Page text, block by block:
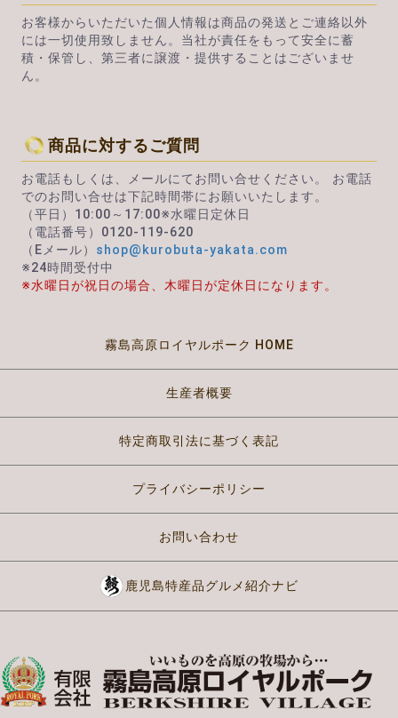
お客様からいただいた個人情報は商品の発送とご連絡以外
には一切使用致しません。当社が責任をもって安全に蓄
積・保管し、第三者に譲渡・提供することはございませ
ん。
商品に対するご質問
お電話もしくは、メールにてお問い合せください。 お電話
でのお問い合せは下記時間帯にお願いいたします。
（平日）10:00～17:00※水曜日定休日
（電話番号）0120-119-620
（Eメール） shop@kurobuta-yakata.com
※24時間受付中
※水曜日が祝日の場合、木曜日が定休日になります。
霧島高原ロイヤルポーク HOME
生産者概要
特定商取引法に基づく表記
プライバシーポリシー
お問い合わせ
鹿児島特産品グルメ紹介ナビ